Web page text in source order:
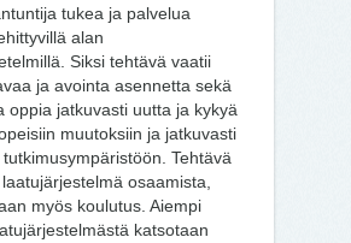
tukea ja palvelua
alan
Siksi tehtävä vaatii
ja avointa asennetta sekä
oppia jatkuvasti uutta ja kykyä
muutoksiin ja jatkuvasti
Tehtävä
osaamista,
myös koulutus. Aiempi
katsotaan